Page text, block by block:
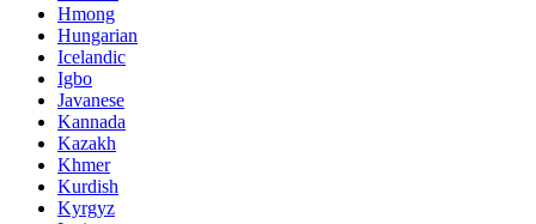
Hmong
Hungarian
Icelandic
Igbo
Javanese
Kannada
Kazakh
Khmer
Kurdish
Kyrgyz